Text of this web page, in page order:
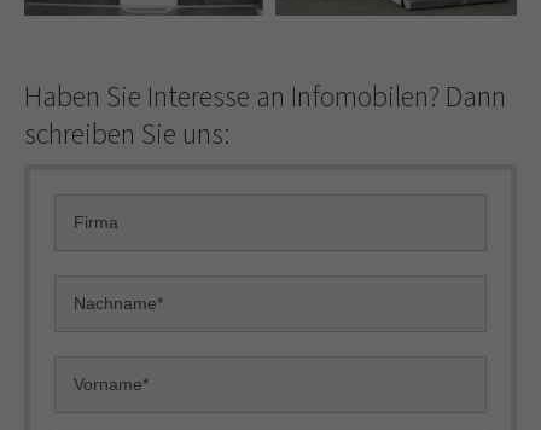
Haben Sie Interesse an Infomobilen? Dann
schreiben Sie uns: